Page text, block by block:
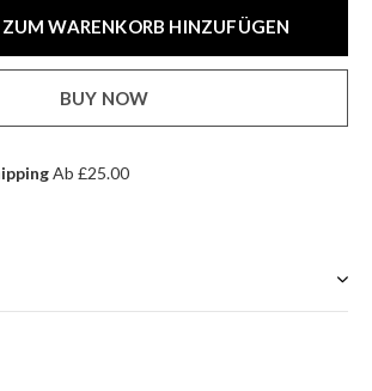
ZUM WARENKORB HINZUFÜGEN
BUY NOW
Ab £25.00